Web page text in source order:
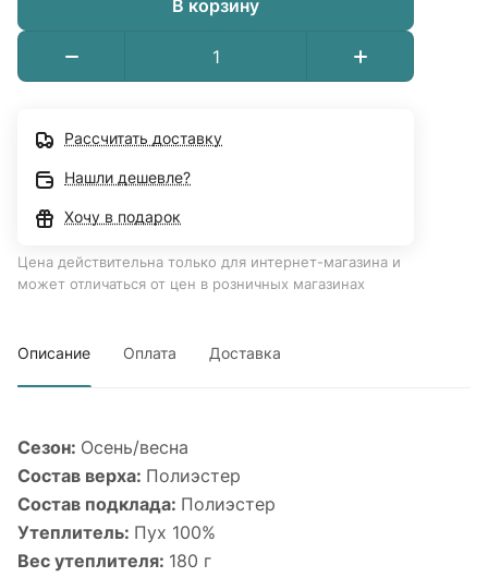
В корзину
Рассчитать доставку
Нашли дешевле?
Хочу в подарок
Цена действительна только для интернет-магазина и
может отличаться от цен в розничных магазинах
Описание Оплата Доставка
Сезон: Осень/весна
Состав верха: Полиэстер
Состав подклада: Полиэстер
Утеплитель: Пух 100%
Вес утеплителя: 180 г